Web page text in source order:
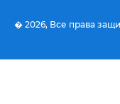
� 2026, Все права